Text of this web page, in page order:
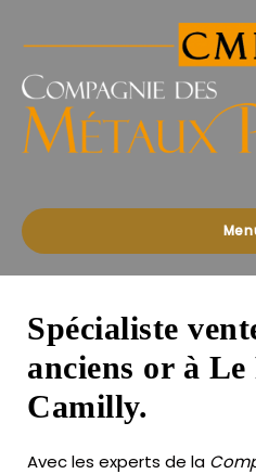
des
Précieux
l'Ouest
Spécialiste
anciens or à Le
Camilly.
Avec les experts de la